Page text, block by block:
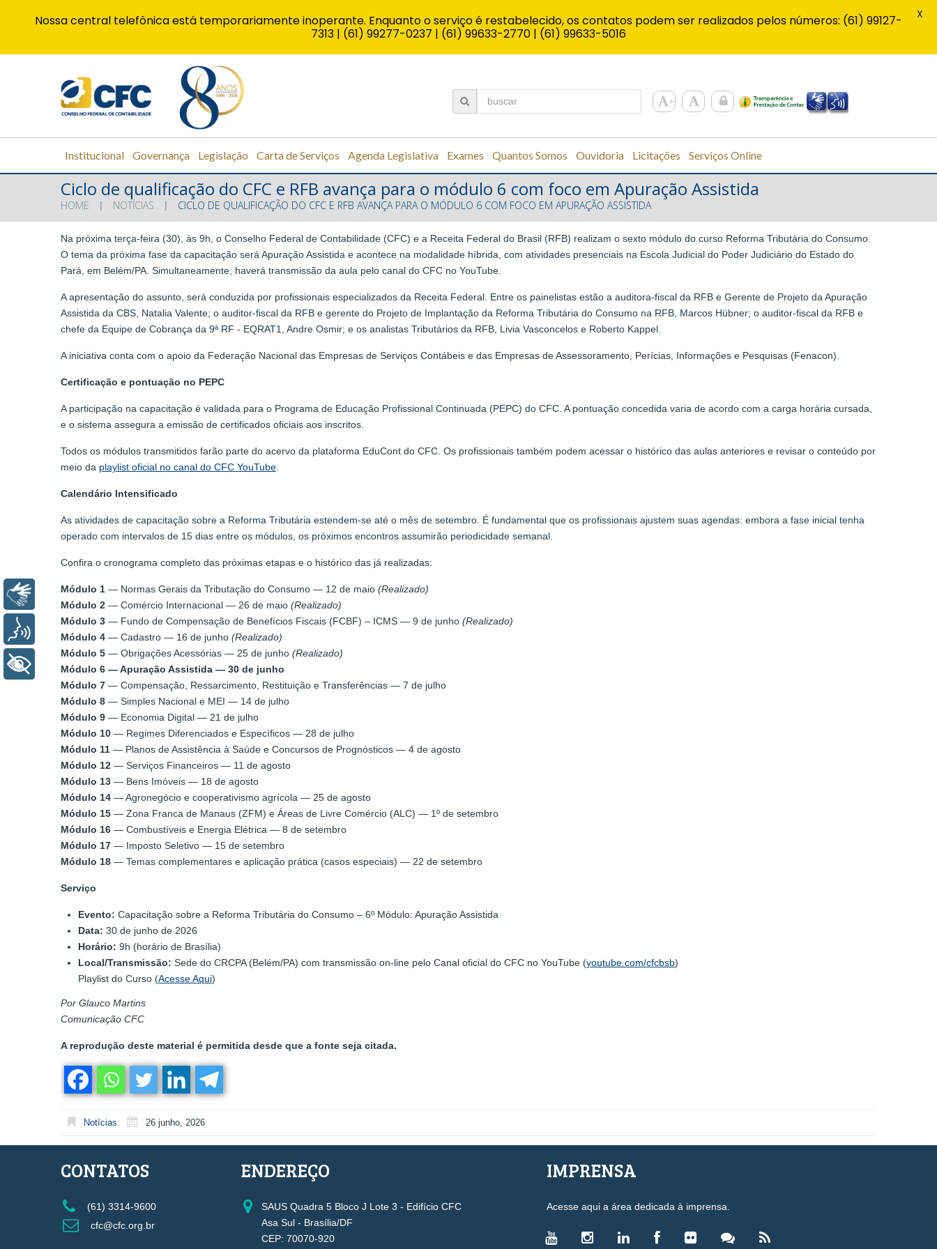
Institucional Governança Legislação Carta de Serviços Agenda Legislativa Exames Quantos Somos Ouvidoria Licitações Serviços Online
Ciclo de qualificação do CFC e RFB avança para o módulo 6 com foco em Apuração Assistida
HOME NOTÍCIAS CICLO DE QUALIFICAÇÃO DO CFC E RFB AVANÇA PARA O MÓDULO 6 COM FOCO EM APURAÇÃO ASSISTIDA
Na próxima terça-feira (30), às 9h, o Conselho Federal de Contabilidade (CFC) e a Receita Federal do Brasil (RFB) realizam o sexto módulo do curso Reforma Tributária do Consumo.
O tema da próxima fase da capacitação será Apuração Assistida e acontece na modalidade híbrida, com atividades presenciais na Escola Judicial do Poder Judiciário do Estado do
Pará, em Belém/PA. Simultaneamente, haverá transmissão da aula pelo canal do CFC no YouTube.
A apresentação do assunto, será conduzida por profissionais especializados da Receita Federal. Entre os painelistas estão a auditora-fiscal da RFB e Gerente de Projeto da Apuração
Assistida da CBS, Natalia Valente; o auditor-fiscal da RFB e gerente do Projeto de Implantação da Reforma Tributária do Consumo na RFB, Marcos Hübner; o auditor-fiscal da RFB e
chefe da Equipe de Cobrança da 9ª RF - EQRAT1, Andre Osmir; e os analistas Tributários da RFB, Livia Vasconcelos e Roberto Kappel.
A iniciativa conta com o apoio da Federação Nacional das Empresas de Serviços Contábeis e das Empresas de Assessoramento, Perícias, Informações e Pesquisas (Fenacon).
Certificação e pontuação no PEPC
A participação na capacitação é validada para o Programa de Educação Profissional Continuada (PEPC) do CFC. A pontuação concedida varia de acordo com a carga horária cursada,
e o sistema assegura a emissão de certificados oficiais aos inscritos.
Todos os módulos transmitidos farão parte do acervo da plataforma EduCont do CFC. Os profissionais também podem acessar o histórico das aulas anteriores e revisar o conteúdo por
meio da playlist oficial no canal do CFC YouTube.
Calendário Intensificado
As atividades de capacitação sobre a Reforma Tributária estendem-se até o mês de setembro. É fundamental que os profissionais ajustem suas agendas: embora a fase inicial tenha
operado com intervalos de 15 dias entre os módulos, os próximos encontros assumirão periodicidade semanal.
Confira o cronograma completo das próximas etapas e o histórico das já realizadas:
Módulo 1 — Normas Gerais da Tributação do Consumo — 12 de maio (Realizado)
Módulo 2 — Comércio Internacional — 26 de maio (Realizado)
Módulo 3 — Fundo de Compensação de Benefícios Fiscais (FCBF) – ICMS — 9 de junho (Realizado)
Módulo 4 — Cadastro — 16 de junho (Realizado)
Módulo 5 — Obrigações Acessórias — 25 de junho (Realizado)
Módulo 6 — Apuração Assistida — 30 de junho
Módulo 7 — Compensação, Ressarcimento, Restituição e Transferências — 7 de julho
Módulo 8 — Simples Nacional e MEI — 14 de julho
Módulo 9 — Economia Digital — 21 de julho
Módulo 10 — Regimes Diferenciados e Específicos — 28 de julho
Módulo 11 — Planos de Assistência à Saúde e Concursos de Prognósticos — 4 de agosto
Módulo 12 — Serviços Financeiros — 11 de agosto
Módulo 13 — Bens Imóveis — 18 de agosto
Módulo 14 — Agronegócio e cooperativismo agrícola — 25 de agosto
Módulo 15 — Zona Franca de Manaus (ZFM) e Áreas de Livre Comércio (ALC) — 1º de setembro
Módulo 16 — Combustíveis e Energia Elétrica — 8 de setembro
Módulo 17 — Imposto Seletivo — 15 de setembro
Módulo 18 — Temas complementares e aplicação prática (casos especiais) — 22 de setembro
Serviço
Evento: Capacitação sobre a Reforma Tributária do Consumo – 6º Módulo: Apuração Assistida
Data: 30 de junho de 2026
Horário: 9h (horário de Brasília)
Local/Transmissão: Sede do CRCPA (Belém/PA) com transmissão on-line pelo Canal oficial do CFC no YouTube (youtube.com/cfcbsb)
Playlist do Curso (Acesse Aqui)
Por Glauco Martins
Comunicação CFC
A reprodução deste material é permitida desde que a fonte seja citada.
Notícias 26 junho, 2026
CONTATOS
(61) 3314-9600
cfc@cfc.org.br
ENDEREÇO
SAUS Quadra 5 Bloco J Lote 3 - Edifício CFC
Asa Sul - Brasília/DF
CEP: 70070-920
IMPRENSA
Acesse aqui a área dedicada à imprensa.
Nossa central telefônica está temporariamente inoperante. Enquanto o serviço é restabelecido, os contatos podem ser realizados pelos números: (61) 99127-
7313 | (61) 99277-0237 | (61) 99633-2770 | (61) 99633-5016
X
Libras
+ Acessibilidade